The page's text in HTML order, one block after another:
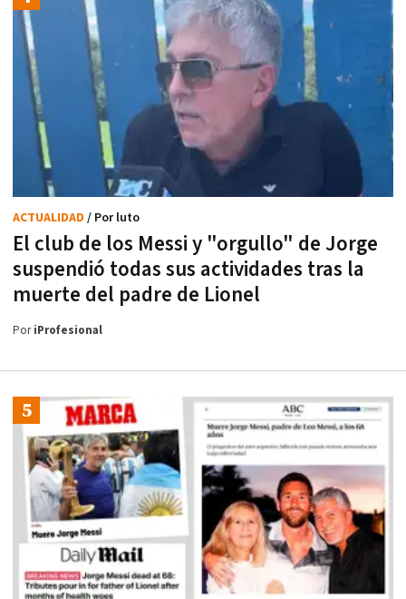
El club de los Messi y "orgullo" de Jorge
suspendió todas sus actividades tras la
muerte del padre de Lionel
ACTUALIDAD / Por luto
PoriProfesional